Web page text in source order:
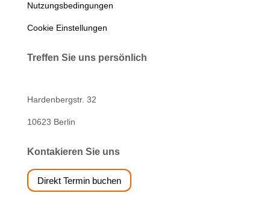
Nutzungsbedingungen
Cookie Einstellungen
Treffen Sie uns persönlich
Hardenbergstr. 32
10623 Berlin
Kontakieren Sie uns
Direkt Termin buchen